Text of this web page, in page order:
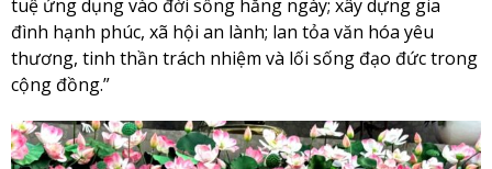
tuệ ứng dụng vào đời sống hằng ngày; xây dựng gia
đình hạnh phúc, xã hội an lành; lan tỏa văn hóa yêu
thương, tinh thần trách nhiệm và lối sống đạo đức trong
cộng đồng.”